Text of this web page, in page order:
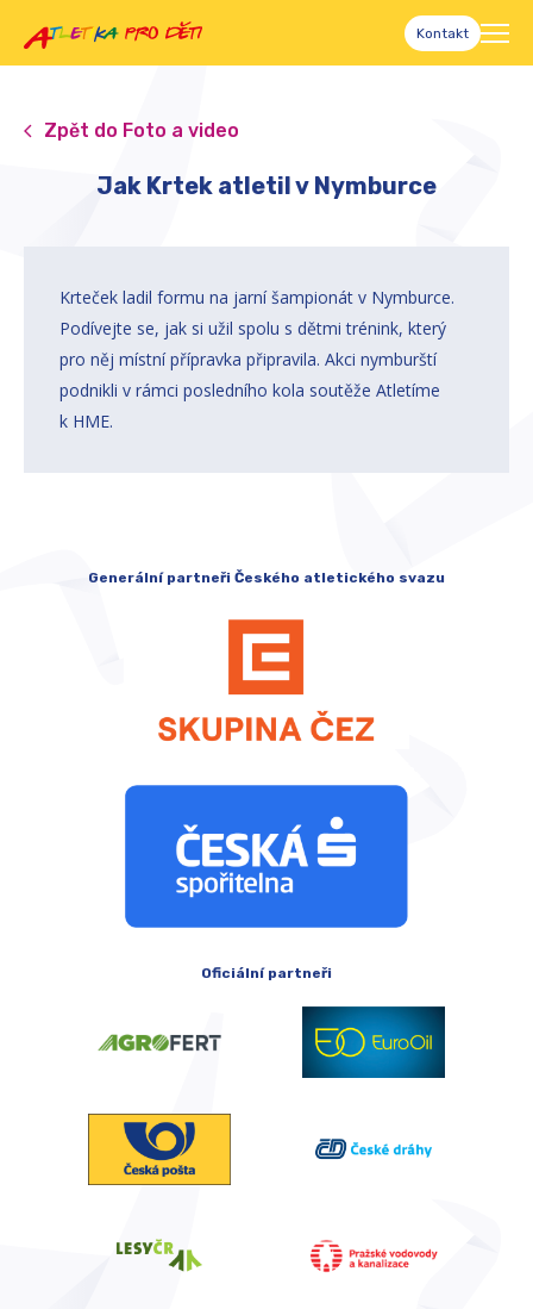
Kontakt
Zpět do Foto a video
Jak Krtek atletil v Nymburce
Krteček ladil formu na jarní šampionát v Nymburce.
Podívejte se, jak si užil spolu s dětmi trénink, který
pro něj místní přípravka připravila. Akci nymburští
podnikli v rámci posledního kola soutěže Atletíme
k HME.
Generální partneři Českého atletického svazu
Oficiální partneři